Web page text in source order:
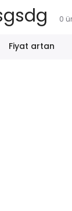
0
Fiyat artan